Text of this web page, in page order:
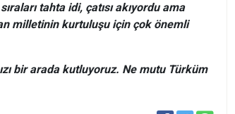
tahta idi, çatısı akıyordu ama
milletinin kurtuluşu için çok önemli
bir arada kutluyoruz. Ne mutu Türküm